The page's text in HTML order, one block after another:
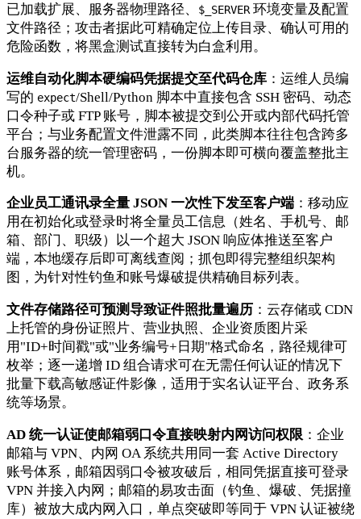
已加载扩展、服务器物理路径、
$_SERVER环境变量及配置
文件路径；攻击者据此可精确定位上传目录、确认可用的
危险函数，将黑盒测试直接转为白盒利用。
运维自动化脚本硬编码凭据提交至代码仓库 ：运维人员编
写的 expect/Shell/Python 脚本中直接包含 SSH 密码、动态
口令种子或 FTP 账号，脚本被提交到公开或内部代码托管
平台；与业务配置文件泄露不同，此类脚本往往包含跨多
台服务器的统一管理密码，一份脚本即可横向覆盖整批主
机。
企业员工通讯录全量 JSON 一次性下发至客户端 ：移动应
用在初始化或登录时将全量员工信息（姓名、手机号、邮
箱、部门、职级）以一个超大 JSON 响应体推送至客户
端，本地缓存后即可离线查阅；抓包即得完整组织架构
图，为针对性钓鱼和账号爆破提供精确目标列表。
文件存储路径可预测导致证件照批量遍历 ：云存储或 CDN
上托管的身份证照片、营业执照、企业资质图片采
用"ID+时间戳"或"业务编号+日期"格式命名，路径规律可
枚举；逐一递增 ID 组合请求可在无需任何认证的情况下
批量下载高敏感证件影像，适用于实名认证平台、政务系
统等场景。
AD 统一认证使邮箱弱口令直接映射内网访问权限 ：企业
邮箱与 VPN、内网 OA 系统共用同一套 Active Directory
账号体系，邮箱因弱口令被攻破后，相同凭据直接可登录
VPN 并接入内网；邮箱的易攻击面（钓鱼、爆破、凭据撞
库）被放大成内网入口，单点突破即等同于 VPN 认证被绕